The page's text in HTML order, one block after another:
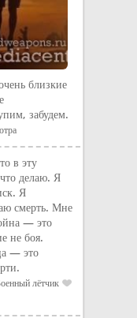
близкие
забудем.
в эту
делаю. Я
Я
смерть. Мне
— это
не боя.
— это
лётчик